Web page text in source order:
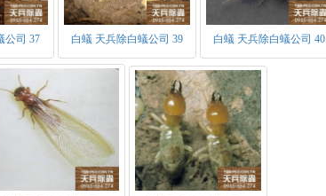
公司 37 白蟻 天兵除白蟻公司 39 白蟻 天兵除白蟻公司 40